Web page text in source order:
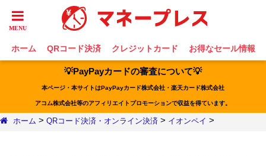
ホーム QRコード決済 クレジットカード お得なセール情報
💡PayPayカードの審査について💡
本ページ・本サイトはPayPayカード株式会社・楽天カード株式会社
アコム株式会社等のアフィリエイトプロモーションで収益を得ています。
ホーム > QRコード決済・オンライン決済 > イオンペイ >